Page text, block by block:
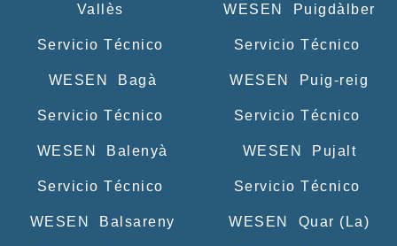
Vallès
Servicio Técnico
WESEN Bagà
Servicio Técnico
WESEN Balenyà
Servicio Técnico
WESEN Balsareny
WESEN Puigdàlber
Servicio Técnico
WESEN Puig-reig
Servicio Técnico
WESEN Pujalt
Servicio Técnico
WESEN Quar (La)